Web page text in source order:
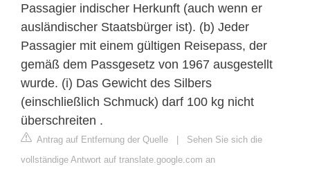
Passagier indischer Herkunft (auch wenn er
ausländischer Staatsbürger ist). (b) Jeder
Passagier mit einem gültigen Reisepass, der
gemäß dem Passgesetz von 1967 ausgestellt
wurde. (i) Das Gewicht des Silbers
(einschließlich Schmuck) darf 100 kg nicht
überschreiten .
Antrag auf Entfernung der Quelle | Sehen Sie sich die
vollständige Antwort auf translate.google.com an